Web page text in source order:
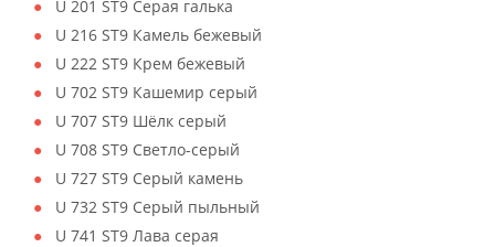
U 201 ST9 Серая галька
U 216 ST9 Камель бежевый
U 222 ST9 Крем бежевый
U 702 ST9 Кашемир серый
U 707 ST9 Шёлк серый
U 708 ST9 Светло-серый
U 727 ST9 Серый камень
U 732 ST9 Серый пыльный
U 741 ST9 Лава серая